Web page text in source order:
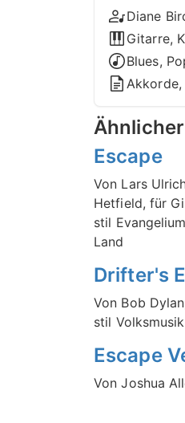
Diane
Gitarre,
Blues,
Akkorde,
Escape
Von Lars
Hetfield, für
stil
Land
Drifter's
Von Bob
stil
Escape
Von Joshua